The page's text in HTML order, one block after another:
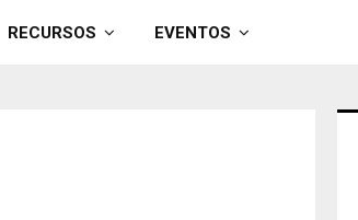
RECURSOS EVENTOS